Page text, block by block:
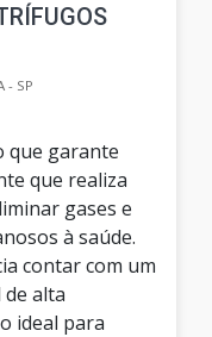
- SP
que garante
que realiza
gases e
à saúde.
contar com um
alta
ideal para